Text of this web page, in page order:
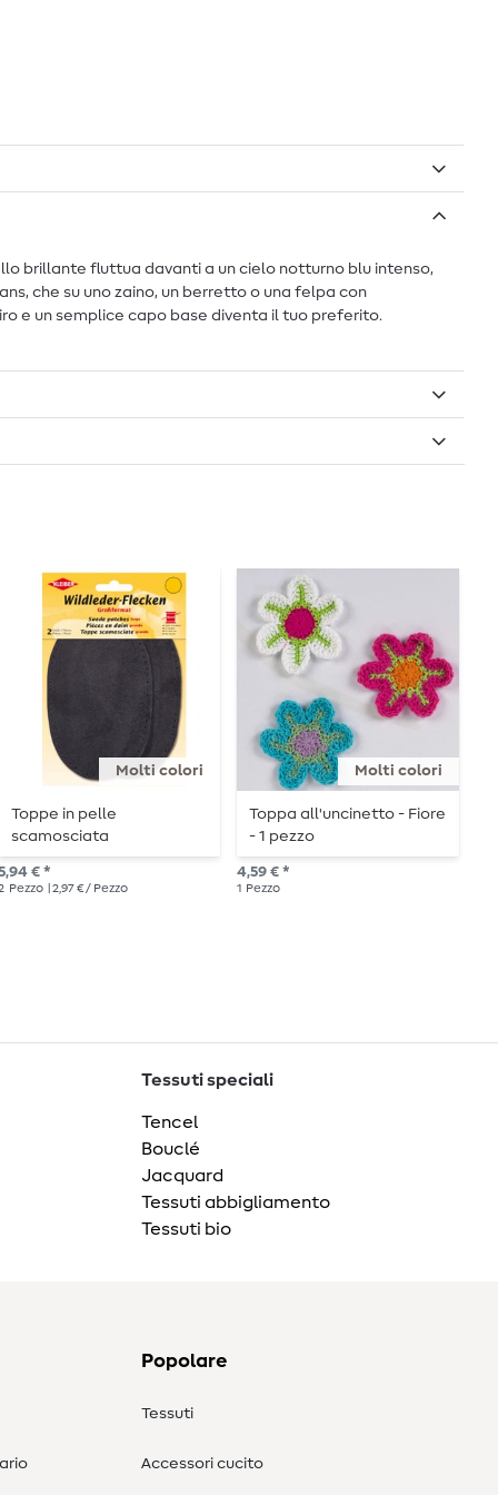
brillante fluttua davanti a un cielo notturno blu intenso,
che su uno zaino, un berretto o una felpa con
e un semplice capo base diventa il tuo preferito.
Molti colori
Toppe in pelle
scamosciata
€ *
Pezzo | 2,97 € / Pezzo
Molti colori
Toppa all'uncinetto - Fiore
- 1 pezzo
4,59 € *
1 Pezzo
Tessuti speciali
Tencel
Bouclé
Jacquard
Tessuti abbigliamento
Tessuti bio
Popolare
Tessuti
Accessori cucito